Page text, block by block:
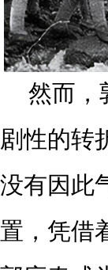
然而，
剧性的转
没有因此
置，凭借